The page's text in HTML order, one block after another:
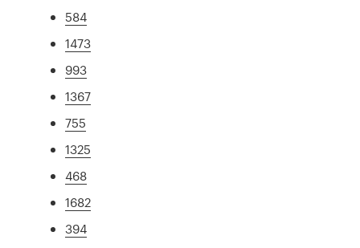
584
1473
993
1367
755
1325
468
1682
394